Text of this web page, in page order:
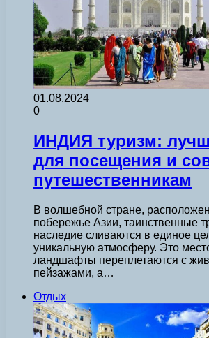
01.08.2024
0
ИНДИЯ туризм:
для посещения и
путешественникам
В волшебной стране,
побережье Азии, таинственные
наследие сливаются в единое
уникальную атмосферу. Это
ландшафты переплетаются с
пейзажами, а…
Отдых